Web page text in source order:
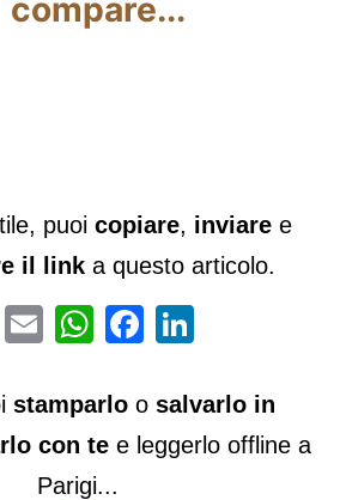
compare...
puoi copiare, inviaree
il link a questo articolo.
Copy
Link
Email WhatsAppFacebook
stamparlo o salvarlo in
con te e leggerlo offline a
Parigi...